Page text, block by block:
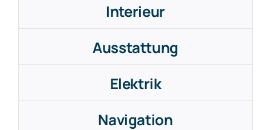
Interieur
Ausstattung
Elektrik
Navigation